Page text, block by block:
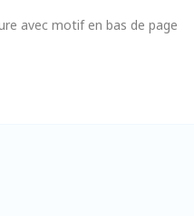
avec motif en bas de page